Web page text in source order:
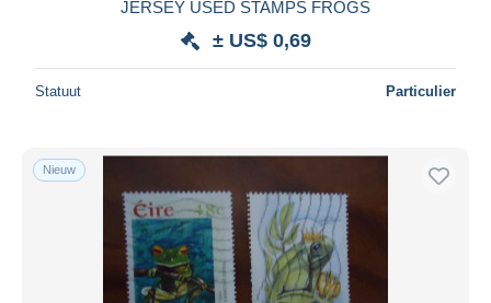
JERSEY USED STAMPS FROGS
± US$ 0,69
Statuut Particulier
Nieuw